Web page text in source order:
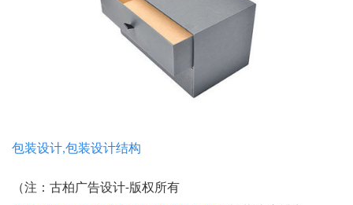
包装设计,包装设计结构
（注：古柏广告设计-版权所有